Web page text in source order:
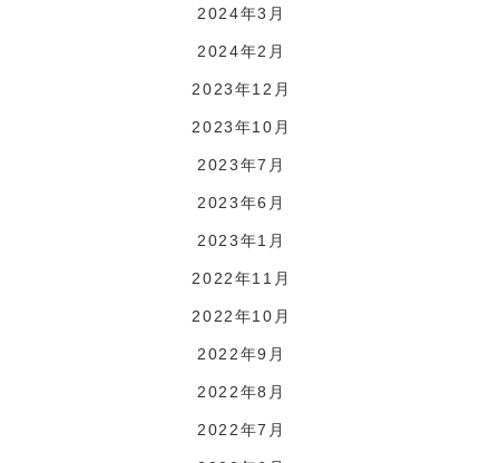
2024年3月
2024年2月
2023年12月
2023年10月
2023年7月
2023年6月
2023年1月
2022年11月
2022年10月
2022年9月
2022年8月
2022年7月